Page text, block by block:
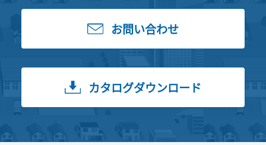
お問い合わせ
カタログダウンロード